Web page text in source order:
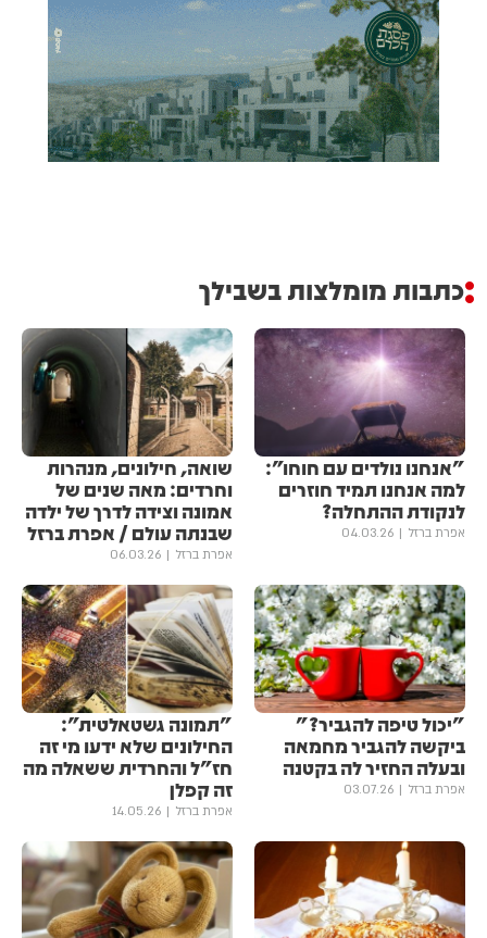
כתבות מומלצות בשבילך
"אנחנו נולדים עם חוחו":
למה אנחנו תמיד חוזרים
לנקודת ההתחלה?
אפרת ברזל 04.03.26
שואה, חילונים, מנהרות
וחרדים: מאה שנים של
אמונה וצידה לדרך של ילדה
שבנתה עולם / אפרת ברזל
אפרת ברזל 06.03.26
"יכול טיפה להגביר?"
ביקשה להגביר מחמאה
ובעלה החזיר לה בקטנה
אפרת ברזל 03.07.26
"תמונה גשטאלטית":
החילונים שלא ידעו מי זה
חז"ל והחרדית ששאלה מה
זה קפלן
אפרת ברזל 14.05.26